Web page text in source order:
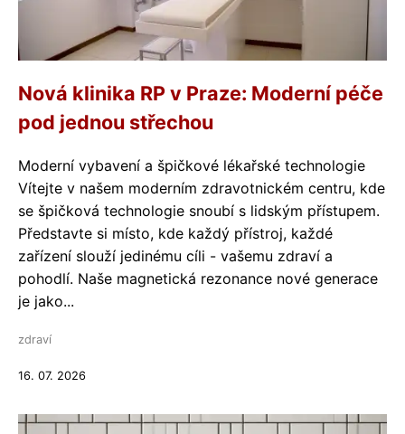
Nová klinika RP v Praze: Moderní péče
pod jednou střechou
Moderní vybavení a špičkové lékařské technologie
Vítejte v našem moderním zdravotnickém centru, kde
se špičková technologie snoubí s lidským přístupem.
Představte si místo, kde každý přístroj, každé
zařízení slouží jedinému cíli - vašemu zdraví a
pohodlí. Naše magnetická rezonance nové generace
je jako...
zdraví
16. 07. 2026